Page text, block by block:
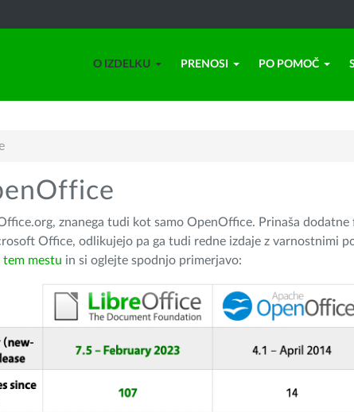
O IZDELKU PRENOSI PO POMOČ
znanega tudi kot samo OpenOffice. Prinaša
Office, odlikujejo pa ga tudi redne izdaje z varnostnimi
mestu in si oglejte spodnjo primerjavo: